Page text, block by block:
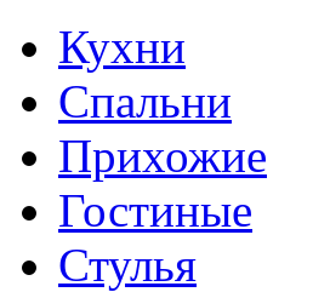
Кухни
Спальни
Прихожие
Гостиные
Стулья